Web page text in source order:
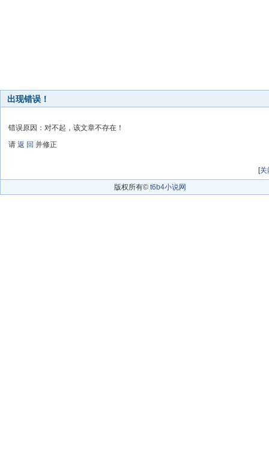
出现错误！
错误原因：对不起，该文章不存在！
请 返 回 并修正
[关
版权所有© t6b4小说网